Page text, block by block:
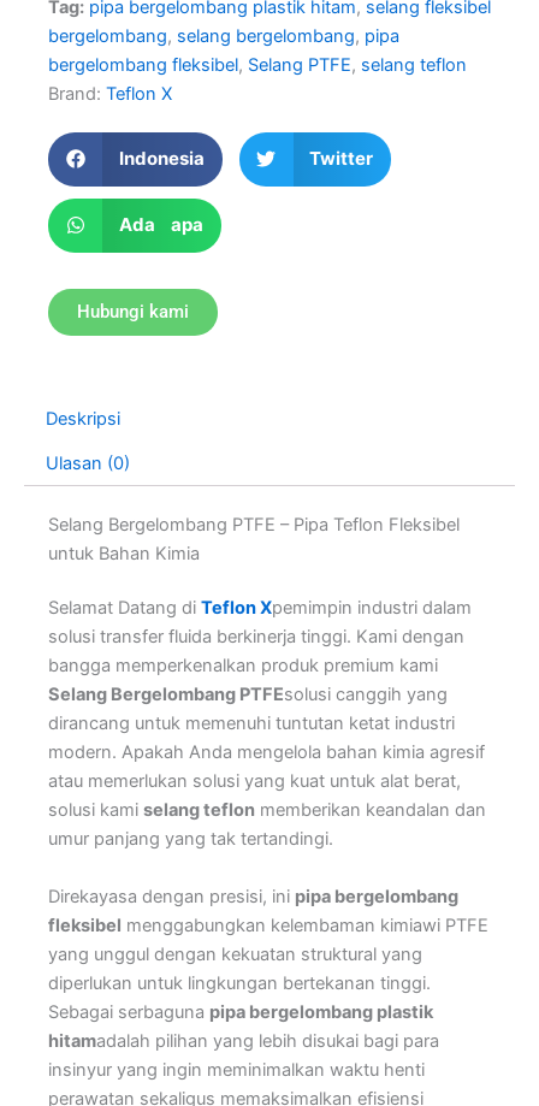
Tag: pipa bergelombang plastik hitam, selang fleksibel
bergelombang, selang bergelombang, pipa
bergelombang fleksibel, Selang PTFE, selang teflon
Brand: Teflon X
Indonesia Twitter
Ada apa
Hubungi kami
Deskripsi
Ulasan (0)
Selang Bergelombang PTFE – Pipa Teflon Fleksibel
untuk Bahan Kimia
Selamat Datang di Teflon Xpemimpin industri dalam
solusi transfer fluida berkinerja tinggi. Kami dengan
bangga memperkenalkan produk premium kami
Selang Bergelombang PTFEsolusi canggih yang
dirancang untuk memenuhi tuntutan ketat industri
modern. Apakah Anda mengelola bahan kimia agresif
atau memerlukan solusi yang kuat untuk alat berat,
solusi kami selang teflon memberikan keandalan dan
umur panjang yang tak tertandingi.
Direkayasa dengan presisi, ini pipa bergelombang
fleksibel menggabungkan kelembaman kimiawi PTFE
yang unggul dengan kekuatan struktural yang
diperlukan untuk lingkungan bertekanan tinggi.
Sebagai serbaguna pipa bergelombang plastik
hitamadalah pilihan yang lebih disukai bagi para
insinyur yang ingin meminimalkan waktu henti
perawatan sekaligus memaksimalkan efisiensi